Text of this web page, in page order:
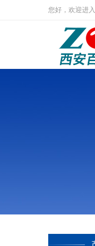
您好，欢迎进